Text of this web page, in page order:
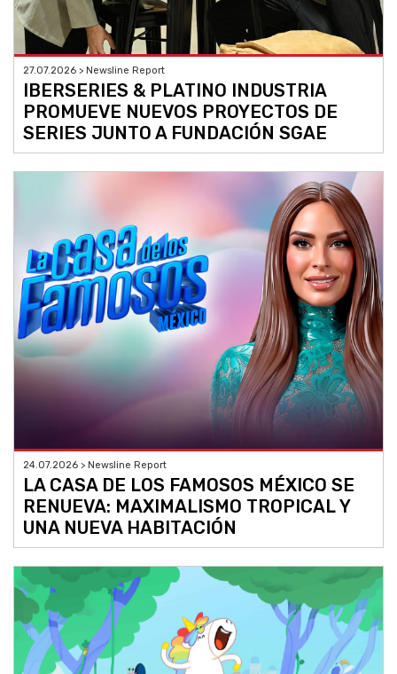
27.07.2026 > Newsline Report
IBERSERIES & PLATINO INDUSTRIA
PROMUEVE NUEVOS PROYECTOS DE
SERIES JUNTO A FUNDACIÓN SGAE
24.07.2026 > Newsline Report
LA CASA DE LOS FAMOSOS MÉXICO SE
RENUEVA: MAXIMALISMO TROPICAL Y
UNA NUEVA HABITACIÓN